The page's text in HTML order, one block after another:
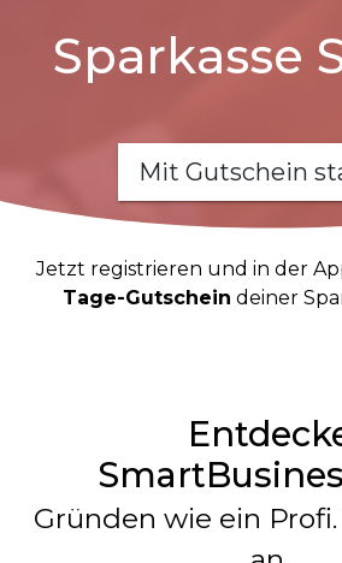
Sparkasse
Mit Gutschein
Jetzt registrieren und in der
Tage-Gutschein deiner
Gründen wie ein